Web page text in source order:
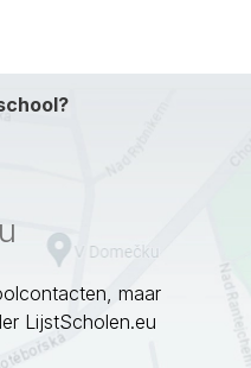
maar
LijstScholen.eu